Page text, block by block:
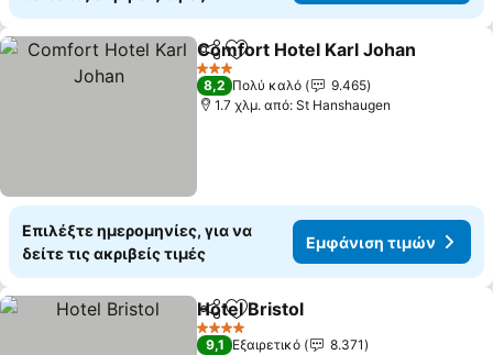
Κοινοποίηση
Προσθήκη στα αγαπημένα
Comfort Hotel Karl Johan
3 Αστέρια
8,2 Πολύ καλό
9.465
1.7 χλμ. από: St Hanshaugen
Επιλέξτε ημερομηνίες, για να
δείτε τις ακριβείς τιμές
Εμφάνιση τιμών
Κοινοποίηση
Προσθήκη στα αγαπημένα
Hotel Bristol
4 Αστέρια
9,1 Εξαιρετικό
8.371